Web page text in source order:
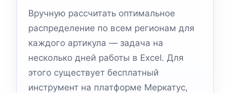
Вручную рассчитать оптимальное
распределение по всем регионам для
каждого артикула — задача на
несколько дней работы в Excel. Для
этого существует бесплатный
инструмент на платформе Меркатус,